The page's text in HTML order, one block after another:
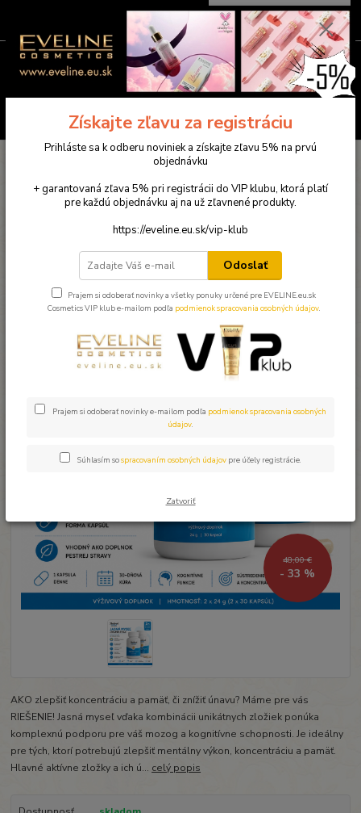
Menu
0ks
za 0,00 €
Medveď natural 2x Jasná myseľ po 30 kapsúl
Medveď natural 2x Jasná myseľ
po 30 kapsúl (60 kapsúl spolu)
48,00 €
- 33 %
AKO zlepšiť koncentráciu a pamäť, či znížiť únavu? Máme pre vás
RIEŠENIE! Jasná myseľ vďaka kombinácii unikátnych zložiek ponúka
komplexnú podporu pre váš mozog a kognitívne schopnosti. Je ideálny
pre tých, ktorí potrebujú zlepšiť mentálny výkon, koncentráciu a pamäť.
Hlavné aktívne zložky a ich ú... celý popis
Získajte zľavu za registráciu
Prihláste sa k odberu noviniek a získajte zľavu 5% na prvú
objednávku
+ garantovaná zľava 5% pri registrácii do VIP klubu, ktorá platí
pre každú objednávku aj na už zľavnené produkty.
https://eveline.eu.sk/vip-klub
Odoslať
Prajem si odoberať novinky a všetky ponuky určené pre EVELINE.eu.sk
Cosmetics VIP klub e-mailom podľa podmienok spracovania osobných údajov.
Prajem si odoberať novinky e-mailom podľa podmienok spracovania osobných
údajov.
Súhlasím sospracovaním osobných údajov pre účely registrácie.
Zatvoriť